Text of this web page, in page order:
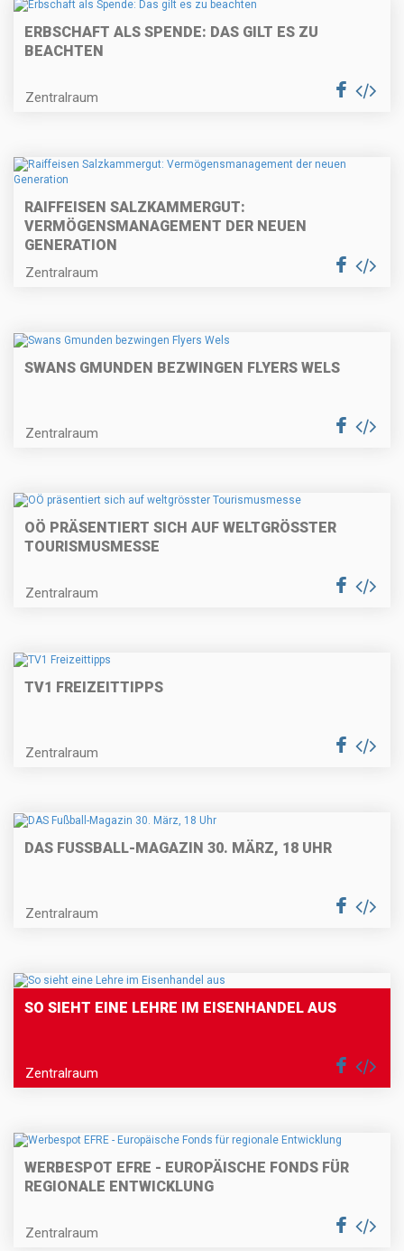
ERBSCHAFT ALS SPENDE: DAS GILT ES ZU
BEACHTEN
Zentralraum
RAIFFEISEN SALZKAMMERGUT:
VERMÖGENSMANAGEMENT DER NEUEN
GENERATION
Zentralraum
SWANS GMUNDEN BEZWINGEN FLYERS WELS
Zentralraum
OÖ PRÄSENTIERT SICH AUF WELTGRÖSSTER
TOURISMUSMESSE
Zentralraum
TV1 FREIZEITTIPPS
Zentralraum
DAS FUSSBALL-MAGAZIN 30. MÄRZ, 18 UHR
Zentralraum
SO SIEHT EINE LEHRE IM EISENHANDEL AUS
Zentralraum
WERBESPOT EFRE - EUROPÄISCHE FONDS FÜR
REGIONALE ENTWICKLUNG
Zentralraum